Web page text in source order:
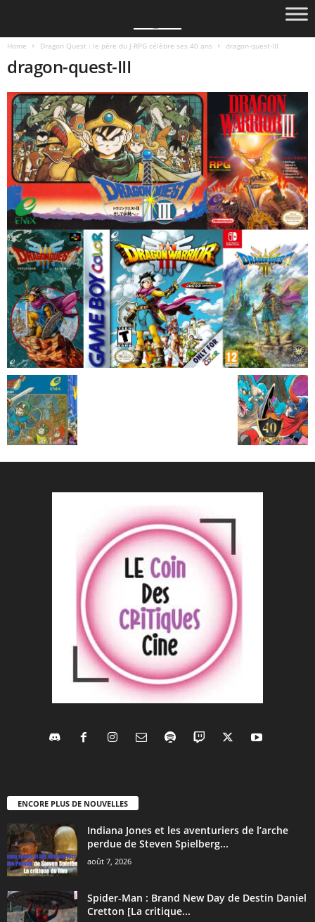
Home Dragon Quest : le père du J-RPG célèbre ses 40 ans dragon-quest-III
dragon-quest-III
ENCORE PLUS DE NOUVELLES
Indiana Jones et les aventuriers de l’arche
perdue de Steven Spielberg...
août 7, 2026
Spider-Man : Brand New Day de Destin Daniel
Cretton [La critique...